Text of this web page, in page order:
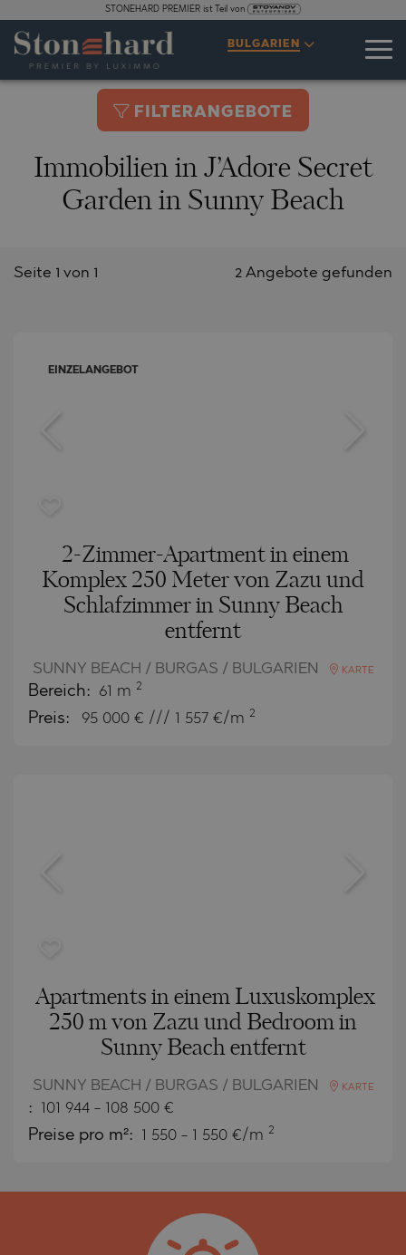
STONEHARD PREMIER ist Teil von
BULGARIEN
FILTERANGEBOTE
Immobilien in J’Adore Secret
Garden in Sunny Beach
2 Angebote gefunden
Seite 1 von 1
EINZELANGEBOT
2-Zimmer-Apartment in einem
Komplex 250 Meter von Zazu und
Schlafzimmer in Sunny Beach
entfernt
SUNNY BEACH / BURGAS / BULGARIEN KARTE
Bereich: 61 m 2
Preis: 95 000 € /// 1 557 €/m 2
Apartments in einem Luxuskomplex
250 m von Zazu und Bedroom in
Sunny Beach entfernt
SUNNY BEACH / BURGAS / BULGARIEN KARTE
: 101 944 - 108 500 €
Preise pro m²: 1 550 - 1 550 €/m 2